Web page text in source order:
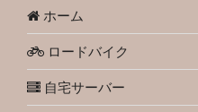
ホーム
ロードバイク
自宅サーバー